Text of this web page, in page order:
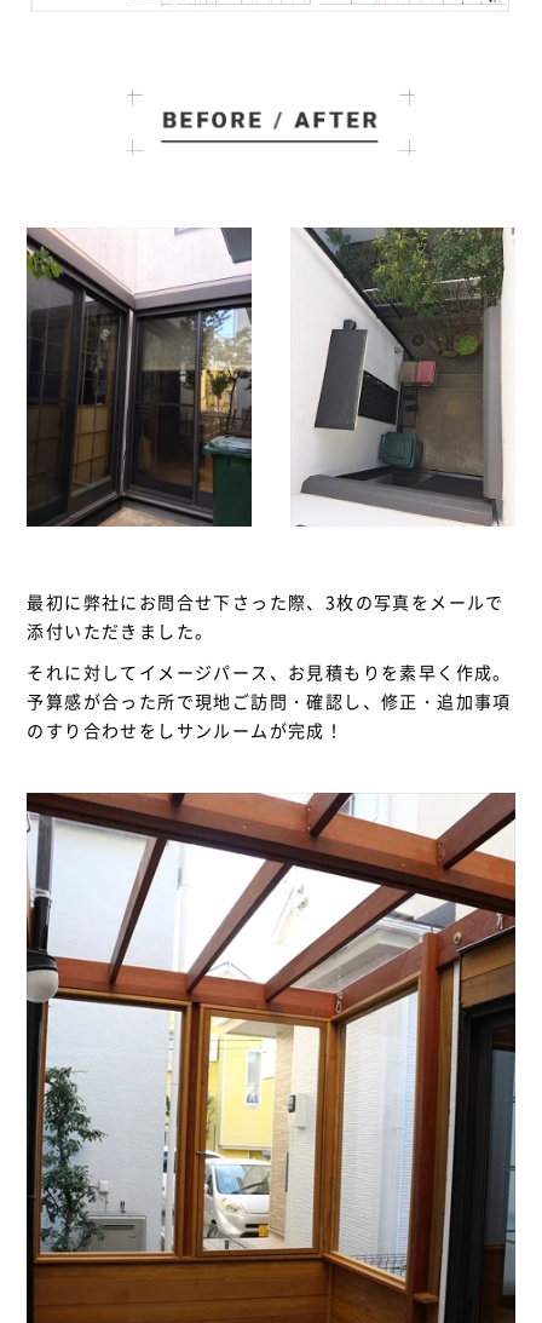
最初に弊社にお問合せ下さった際、3枚の写真をメールで
添付いただきました。
それに対してイメージパース、お見積もりを素早く作成。
予算感が合った所で現地ご訪問・確認し、修正・追加事項
のすり合わせをしサンルームが完成！